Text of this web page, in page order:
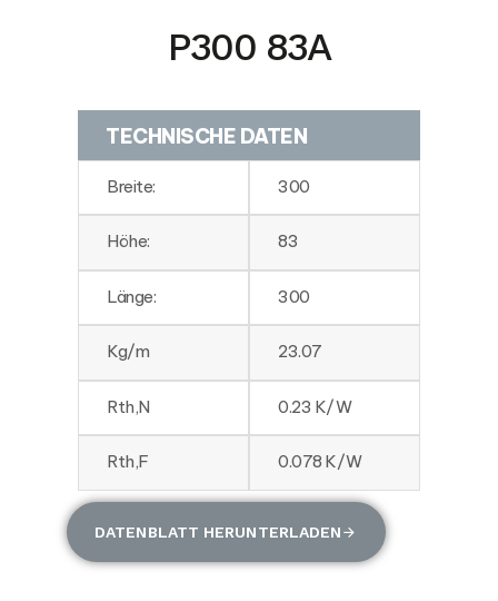
P300 83A
TECHNISCHE DATEN
Breite: 300
Höhe: 83
Länge: 300
Kg/m 23.07
Rth,N 0.23 K/W
Rth,F 0.078 K/W
DATENBLATT HERUNTERLADEN